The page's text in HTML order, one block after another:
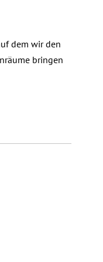
dem wir den
bringen